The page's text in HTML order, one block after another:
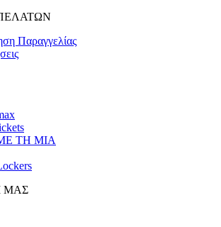
Παραγγελίας
ΤΗ ΜΙΑ
ΜΑΣ